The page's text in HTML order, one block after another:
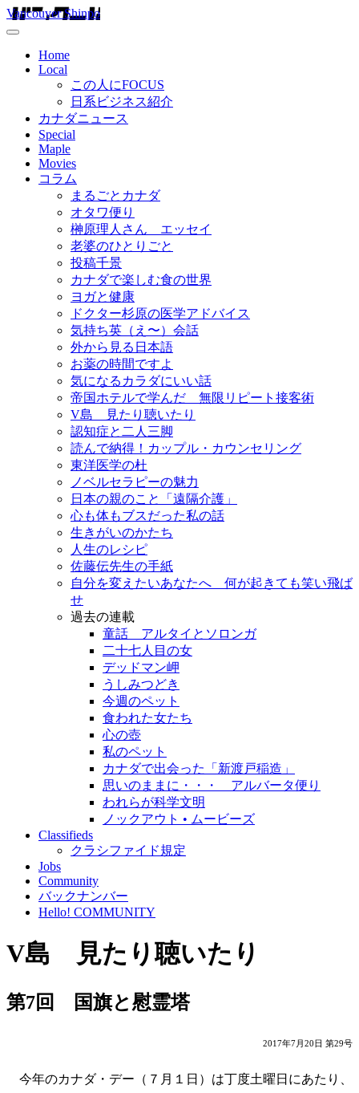
Vancouver Shinpo
Home
Local
この人にFOCUS
日系ビジネス紹介
カナダニュース
Special
Maple
Movies
コラム
まるごとカナダ
オタワ便り
榊原理人さん エッセイ
老婆のひとりごと
投稿千景
カナダで楽しむ食の世界
ヨガと健康
ドクター杉原の医学アドバイス
気持ち英（え〜）会話
外から見る日本語
お薬の時間ですよ
気になるカラダにいい話
帝国ホテルで学んだ 無限リピート接客術
V島 見たり聴いたり
認知症と二人三脚
読んで納得！カップル・カウンセリング
東洋医学の杜
ノベルセラピーの魅力
日本の親のこと「遠隔介護」
心も体もブスだった私の話
生きがいのかたち
人生のレシピ
佐藤伝先生の手紙
自分を変えたいあなたへ 何が起きても笑い飛ば
せ
過去の連載
童話 アルタイとソロンガ
二十七人目の女
デッドマン岬
うしみつどき
今週のペット
食われた女たち
心の壺
私のペット
カナダで出会った「新渡戸稲造」
思いのままに・・・ アルバータ便り
われらが科学文明
ノックアウト • ムービーズ
Classifieds
クラシファイド規定
Jobs
Community
バックナンバー
Hello! COMMUNITY
V島 見たり聴いたり
第7回 国旗と慰霊塔
2017年7月20日 第29号
今年のカナダ・デー（７月１日）は丁度土曜日にあたり、